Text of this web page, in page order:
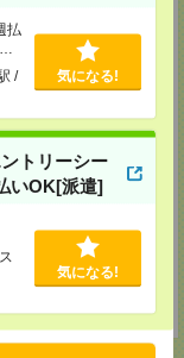
払
/
気になる!
トリーシー
いOK[派遣]
気になる!
九州ビル3F
3号室